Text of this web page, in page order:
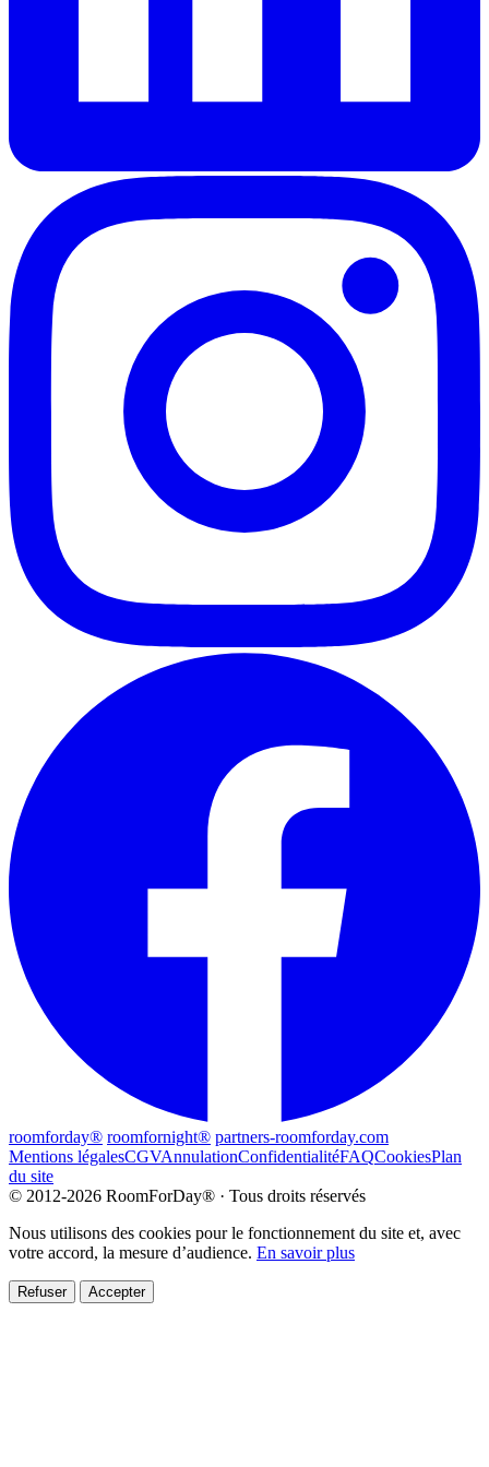
roomforday® roomfornight® partners-roomforday.com
Mentions légalesCGVAnnulationConfidentialitéFAQCookiesPlan
du site
© 2012-2026 RoomForDay® · Tous droits réservés
Nous utilisons des cookies pour le fonctionnement du site et, avec
votre accord, la mesure d’audience. En savoir plus
Refuser Accepter